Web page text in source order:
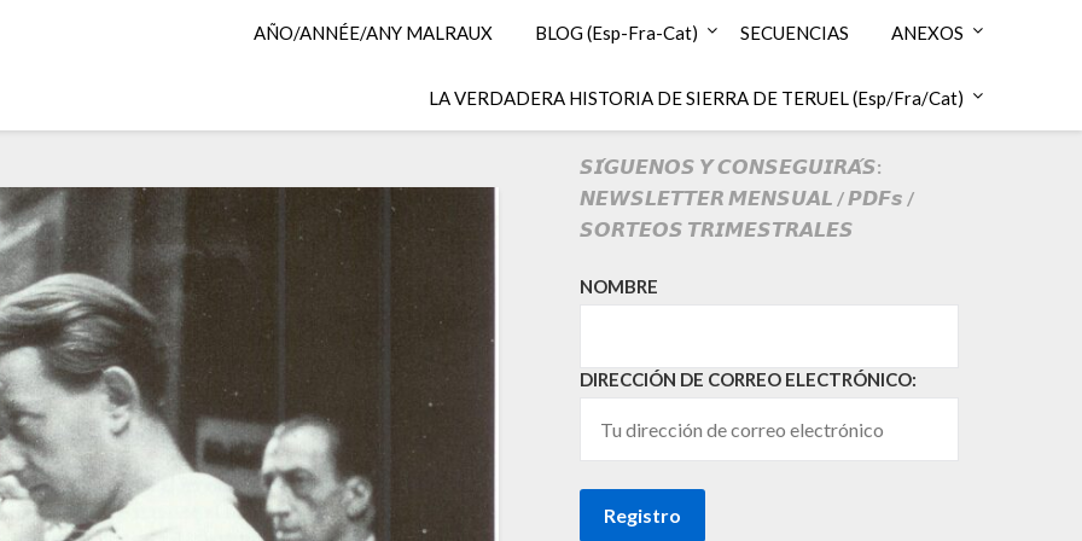
AÑO/ANNÉE/ANY MALRAUX BLOG (Esp-Fra-Cat) SECUENCIAS ANEXOS
LA VERDADERA HISTORIA DE SIERRA DE TERUEL (Esp/Fra/Cat)
𝙎𝙄́𝙂𝙐𝙀𝙉𝙊𝙎 𝙔 𝘾𝙊𝙉𝙎𝙀𝙂𝙐𝙄𝙍𝘼́𝙎:
𝙉𝙀𝙒𝙎𝙇𝙀𝙏𝙏𝙀𝙍 𝙈𝙀𝙉𝙎𝙐𝘼𝙇 / 𝙋𝘿𝙁𝙨 /
𝙎𝙊𝙍𝙏𝙀𝙊𝙎 𝙏𝙍𝙄𝙈𝙀𝙎𝙏𝙍𝘼𝙇𝙀𝙎
NOMBRE
DIRECCIÓN DE CORREO ELECTRÓNICO: